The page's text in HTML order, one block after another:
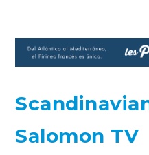
Salomon TV